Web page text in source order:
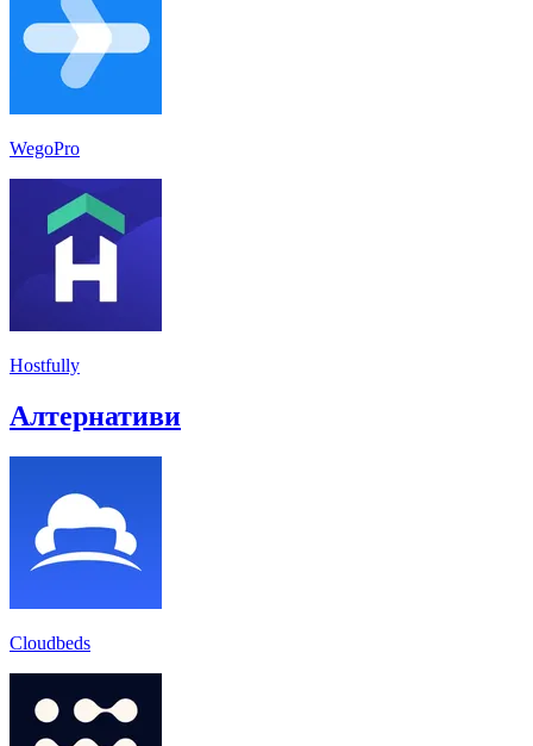
WegoPro
Hostfully
Алтернативи
Cloudbeds